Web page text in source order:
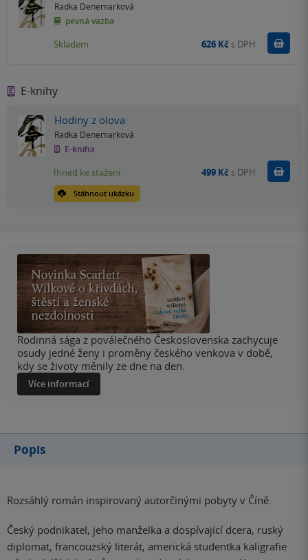
Radka Denemarková
pevná vazba
Skladem 626 Kč s DPH
E-knihy
Hodiny z olova
Radka Denemarková
E-kniha
Stáhnout ukázku
Ihned ke stažení 499 Kč s DPH Koupit
Rodinná sága z poválečného Československa zachycuje
osudy jedné ženy i proměny českého venkova v době,
kdy se životy měnily ze dne na den.
Více informací
Popis
Rozsáhlý román inspirovaný autorčinými pobyty v Číně.
Český podnikatel, jeho manželka a dospívající dcera, ruský
diplomat, francouzský literát, americká studentka kaligrafie